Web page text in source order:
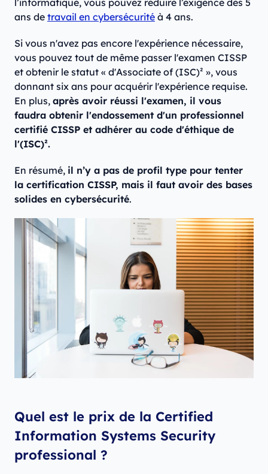
l’informatique, vous pouvez réduire l’exigence des 5
ans de travail en cybersécurité à 4 ans.
Si vous n'avez pas encore l'expérience nécessaire,
vous pouvez tout de même passer l'examen CISSP
et obtenir le statut « d'Associate of (ISC)² », vous
donnant six ans pour acquérir l'expérience requise.
En plus, après avoir réussi l'examen, il vous
faudra obtenir l'endossement d'un professionnel
certifié CISSP et adhérer au code d'éthique de
l'(ISC)².
En résumé, il n’y a pas de profil type pour tenter
la certification CISSP, mais il faut avoir des bases
solides en cybersécurité.
Quel est le prix de la Certified
Information Systems Security
professional ?